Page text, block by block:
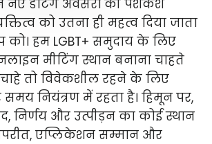
नए डेटिंग अवसरों की पेशकश
को उतना ही महत्व दिया जाता
को। हम LGBT+ समुदाय के लिए
मीटिंग स्थान बनाना चाहते
चाहे तो विवेकशील रहने के लिए
समय नियंत्रण में रहता है। हिमून पर,
निर्णय और उत्पीड़न का कोई स्थान
एप्लिकेशन सम्मान और